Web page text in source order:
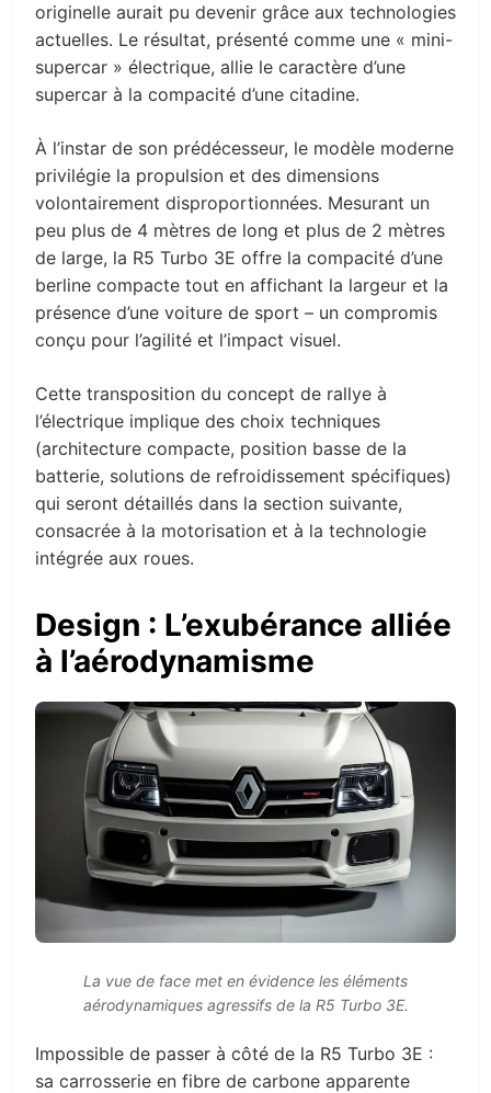
originelle aurait pu devenir grâce aux technologies
actuelles. Le résultat, présenté comme une « mini-
supercar » électrique, allie le caractère d’une
supercar à la compacité d’une citadine.
À l’instar de son prédécesseur, le modèle moderne
privilégie la propulsion et des dimensions
volontairement disproportionnées. Mesurant un
peu plus de 4 mètres de long et plus de 2 mètres
de large, la R5 Turbo 3E offre la compacité d’une
berline compacte tout en affichant la largeur et la
présence d’une voiture de sport – un compromis
conçu pour l’agilité et l’impact visuel.
Cette transposition du concept de rallye à
l’électrique implique des choix techniques
(architecture compacte, position basse de la
batterie, solutions de refroidissement spécifiques)
qui seront détaillés dans la section suivante,
consacrée à la motorisation et à la technologie
intégrée aux roues.
Design : L’exubérance alliée
à l’aérodynamisme
La vue de face met en évidence les éléments
aérodynamiques agressifs de la R5 Turbo 3E.
Impossible de passer à côté de la R5 Turbo 3E :
sa carrosserie en fibre de carbone apparente